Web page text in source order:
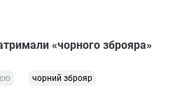
«чорного зброяра»
чорний зброяр